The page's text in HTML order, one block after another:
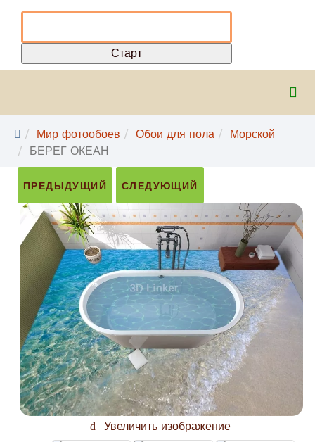
Мир фотообоев Обои для пола
Морской
БЕРЕГ ОКЕАН
ПРЕДЫДУЩИЙ СЛЕДУЮЩИЙ
Увеличить изображение